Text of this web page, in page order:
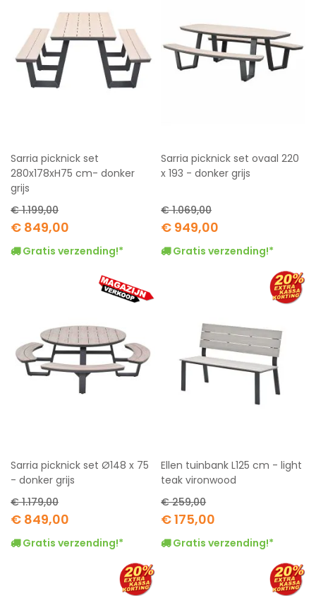
Sarria picknick set
280x178xH75 cm- donker
grijs
Special
Price
€ 849,00
€ 1.199,00
Gratis verzending!*
Sarria picknick set ovaal 220
x 193 - donker grijs
Special
Price
€ 949,00
€ 1.069,00
Gratis verzending!*
Sarria picknick set Ø148 x 75
- donker grijs
Special
Price
€ 849,00
€ 1.179,00
Gratis verzending!*
Ellen tuinbank L125 cm - light
teak vironwood
Special
Price
€ 175,00
€ 259,00
Gratis verzending!*